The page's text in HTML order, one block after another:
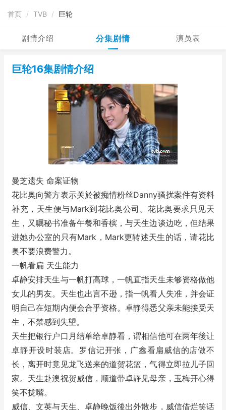
首页 / TVB / 巨轮
剧情介绍 分集剧情 演员表
巨轮16集剧情介绍
曼芝遗失 命案证物
花比奥向警方表示关於被痴情粉丝Danny骚扰案件有资料
补充，天生便与Mark到花比奥公司。花比奥要求只见天
生，又嘱秘书准备午餐和香槟，与天生边谈边吃，但结果
进她办公室的只有Mark，Mark更转述天生的话，请花比
奥不要浪费警力。
一帆看扁 天生能力
卓静安排天生与一帆打高球，一帆直指天生未够资格做他
女儿的男友。天生也出言不逊，指一帆看人失准，并会证
明自己在短期内便会合乎资格。卓静得悉父亲未能接受天
生，不禁感到失望。
天生把银行户口月结单给卓静看，谓相信他可在两年後让
卓静开设时装店。罗信记开张，广鑫看扁威信的店做不
长，离开时竟见龙飞送来的道贺花篮，气得立即拉儿子回
家。天生赴澳祝贺威信，顺道带卓静见母亲，玉梅开心得
笑不拢嘴。
威信、文英与天生、卓静晚饭後出外散步，威信借烂笑话